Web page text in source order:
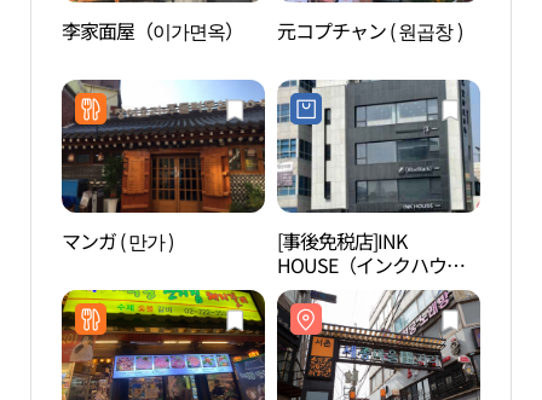
李家面屋（이가면옥） 元コプチャン ( 원곱창 )
マンガ ( 만가 )
[事後免税店]INK
HOUSE（インクハウ
ス）(잉크 하우스)